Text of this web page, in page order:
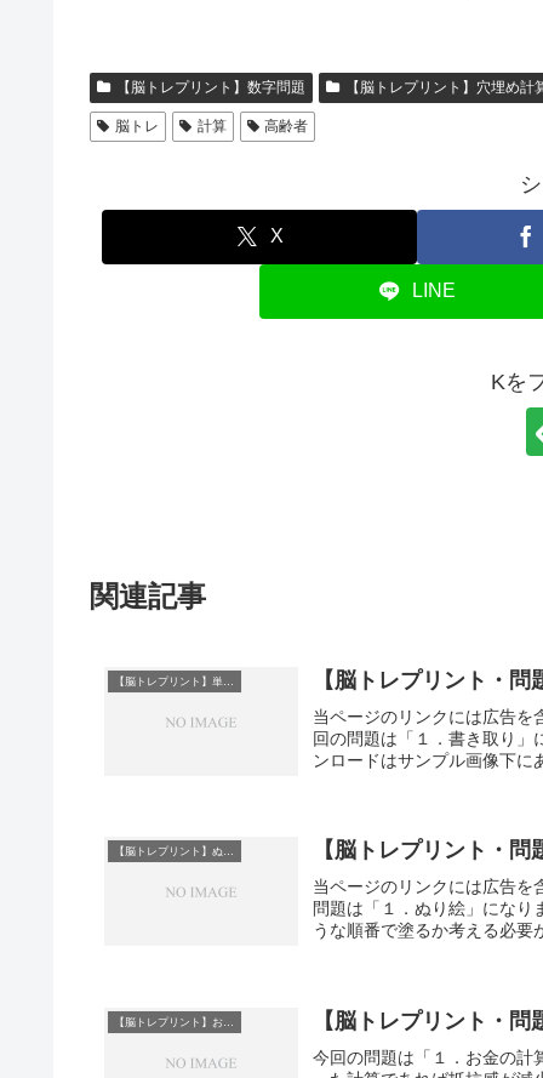
【脳トレプリント】数字問題 【脳トレプリント】穴埋め計
脳トレ 計算 高齢者
X
LINE
Kを
関連記事
【脳トレプリント・問
当ページのリンクには広告を
回の問題は「１．書き取り」
ンロードはサンプル画像下に
【脳トレプリント】ぬり絵 【脳トレプリント・
当ページのリンクには広告を
問題は「１．ぬり絵」になり
うな順番で塗るか考える必要
【脳トレプリント・
今回の問題は「１．お金の計